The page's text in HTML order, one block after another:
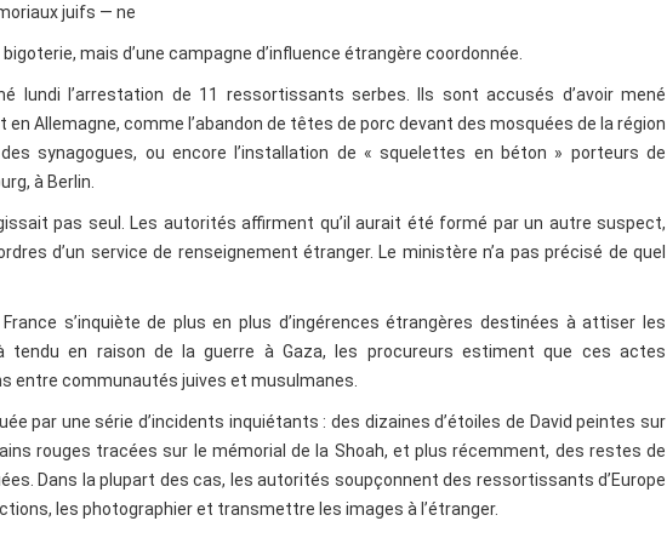
juifs — ne
mais d’une campagne d’influence étrangère coordonnée.
lundi l’arrestation de 11 ressortissants serbes. Ils sont accusés d’avoir mené
Allemagne, comme l’abandon de têtes de porc devant des mosquées de la région
synagogues, ou encore l’installation de « squelettes en béton » porteurs de
à Berlin.
pas seul. Les autorités affirment qu’il aurait été formé par un autre suspect,
d’un service de renseignement étranger. Le ministère n’a pas précisé de quel
s’inquiète de plus en plus d’ingérences étrangères destinées à attiser les
tendu en raison de la guerre à Gaza, les procureurs estiment que ces actes
entre communautés juives et musulmanes.
par une série d’incidents inquiétants : des dizaines d’étoiles de David peintes sur
rouges tracées sur le mémorial de la Shoah, et plus récemment, des restes de
Dans la plupart des cas, les autorités soupçonnent des ressortissants d’Europe
les photographier et transmettre les images à l’étranger.